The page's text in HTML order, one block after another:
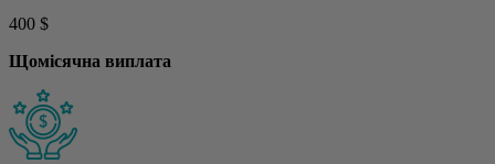
400 $
Щомісячна виплата